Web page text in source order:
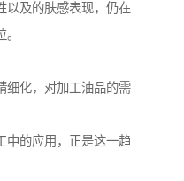
以及的肤感表现，仍在
细化，对加工油品的需
中的应用，正是这一趋